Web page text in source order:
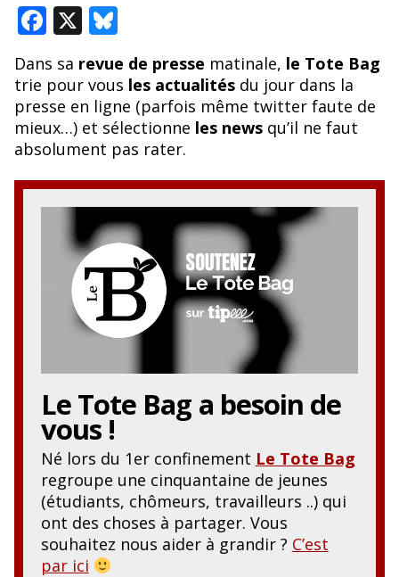
F
e
b
o
o
k
X Bl
u
e
sk
y
Dans sa revue de presse matinale, le Tote Bag
trie pour vous les actualitésdu jour dans la
presse en ligne (parfois même twitter faute de
mieux…) et sélectionne les newsqu’il ne faut
absolument pas rater.
Le Tote Bag a besoin de
vous !
Né lors du 1er confinement Le Tote Bag
regroupe une cinquantaine de jeunes
(étudiants, chômeurs, travailleurs ..) qui
ont des choses à partager. Vous
souhaitez nous aider à grandir ? C’est
par ici